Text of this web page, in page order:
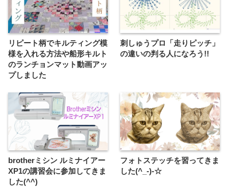
リピート柄でキルティング模
様を入れる方法や船形キルト
のランチョンマット動画アッ
プしました
刺しゅうプロ「走りピッチ」
の違いの判る人になろう!!
brotherミシン ルミナイアー
XP1の講習会に参加してきま
した(^^)
フォトステッチを習ってきま
した(^_-)-☆